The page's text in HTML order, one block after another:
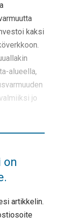
kaksi
alueella,
jo
on
artikkelin.